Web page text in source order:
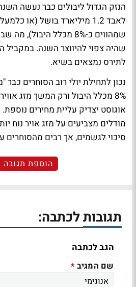
הנזק הגדול ליבולים כבר נעשה
שמהווים כ-8% מכלל
שהיה צפוי להיווצר השנה. במקביל
לתירס נמצאים בשיא.
נכון לתחילת יולי רוב הסוחרים
8% מכלל היבול ורק המשך מזג
אוגוסט יצדיק עליית מחירים
מודלים מצביעים על מזג אויר נוח
סיכוי לגשמים, אך רבים מהסוחרים
הוספת תגובה
תגובות לכתבה:
הגב לכתבה
שם המגיב *